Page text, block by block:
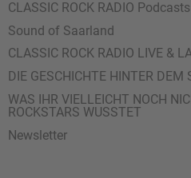
CLASSIC ROCK RADIO Podcasts
Sound of Saarland
CLASSIC ROCK RADIO LIVE &
DIE GESCHICHTE HINTER DEM
WAS IHR VIELLEICHT NOCH
ROCKSTARS WUSSTET
Newsletter